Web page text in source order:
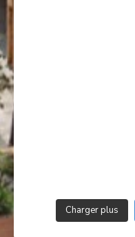
Charger plus